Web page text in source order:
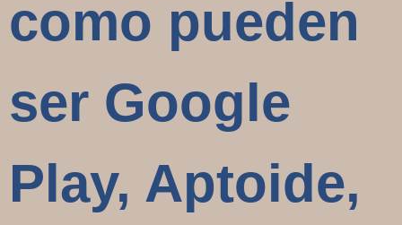
como pueden
ser Google
Play, Aptoide,